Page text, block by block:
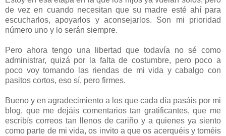
de vez en cuando necesitan que su madre esté ahí para
escucharlos, apoyarlos y aconsejarlos. Son mi prioridad
número uno y lo serán siempre.
Pero ahora tengo una libertad que todavía no sé como
administrar, quizá por la falta de costumbre, pero poco a
poco voy tomando las riendas de mi vida y cabalgo con
pasitos cortos, eso sí, pero firmes.
Bueno y en agradecimiento a los que cada día pasáis por mi
blog, que me dejáis comentarios tan gratificantes, que me
escribís correos tan llenos de cariño y a quienes ya siento
como parte de mi vida, os invito a que os acerquéis y toméis